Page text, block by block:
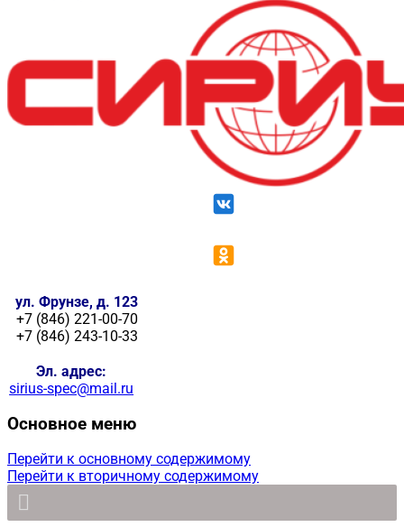
ул. Фрунзе, д. 123
+7 (846) 221-00-70
+7 (846) 243-10-33
Эл. адрес:
sirius-spec@mail.ru
Основное меню
Перейти к основному содержимому
Перейти к вторичному содержимому